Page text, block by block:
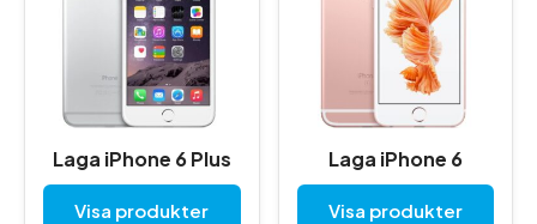
Laga iPhone 6 Plus
Visa produkter
Laga iPhone 6
Visa produkter